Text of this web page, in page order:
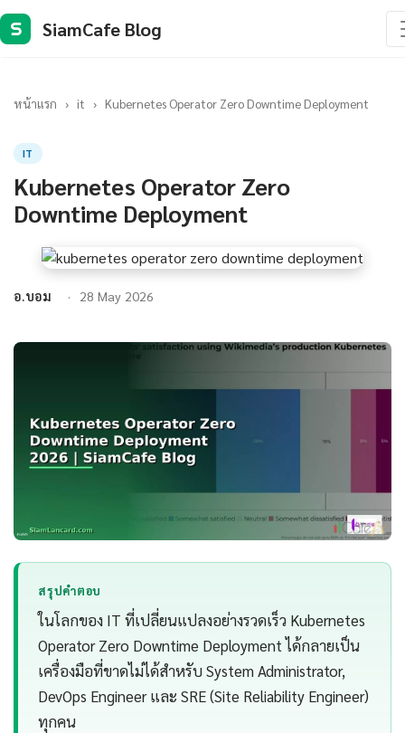
S SiamCafe Blog
หน้าแรก › it › Kubernetes Operator Zero Downtime Deployment
IT
Kubernetes Operator Zero
Downtime Deployment
อ.บอม 28 May 2026
สรุปคำตอบ
ในโลกของ IT ที่เปลี่ยนแปลงอย่างรวดเร็ว Kubernetes
Operator Zero Downtime Deployment ได้กลายเป็น
เครื่องมือที่ขาดไม่ได้สำหรับ System Administrator,
DevOps Engineer และ SRE (Site Reliability Engineer)
ทุกคน